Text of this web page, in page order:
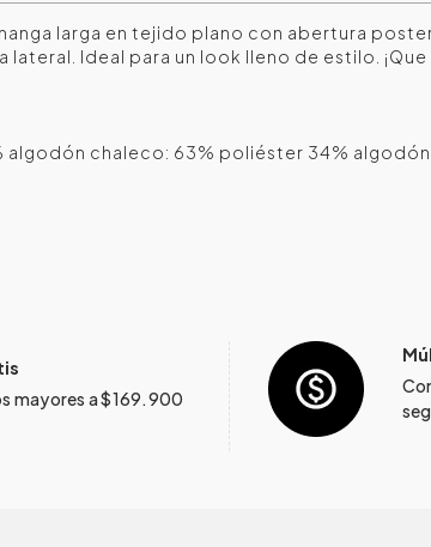
larga en tejido plano con abertura
Ideal para un look lleno de estilo.
chaleco: 63% poliéster 34% algodón
mayores a $169.900